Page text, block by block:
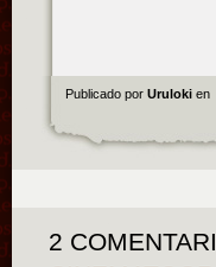
Publicado por Uruloki en
2